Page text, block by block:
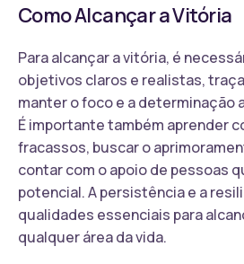
Como Alcançar a Vitória
Para alcançar a vitória, é
objetivos claros e realistas,
manter o foco e a determinação
É importante também aprender
fracassos, buscar o
contar com o apoio de pessoas
potencial. A persistência e a
qualidades essenciais para
qualquer área da vida.